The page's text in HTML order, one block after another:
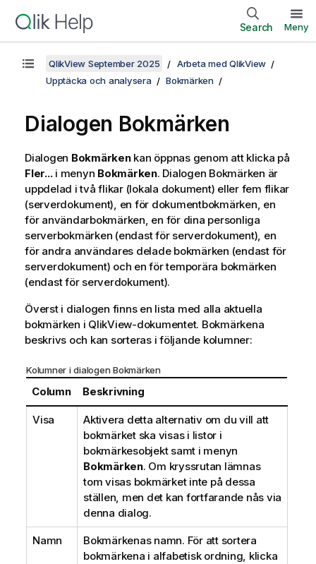
Search Meny
QlikView September 2025
Arbeta med QlikView
Upptäcka och analysera
Bokmärken
Dialogen Bokmärken
Dialogen Bokmärkenkan öppnas genom att klicka på
Fler...i menyn Bokmärken. Dialogen Bokmärken är
uppdelad i två flikar (lokala dokument) eller fem flikar
(serverdokument), en för dokumentbokmärken, en
för användarbokmärken, en för dina personliga
serverbokmärken (endast för serverdokument), en
för andra användares delade bokmärken (endast för
serverdokument) och en för temporära bokmärken
(endast för serverdokument).
Överst i dialogen finns en lista med alla aktuella
bokmärken i QlikView-dokumentet. Bokmärkena
beskrivs och kan sorteras i följande kolumner:
Kolumner i dialogen Bokmärken
Column Beskrivning
Visa
Aktivera detta alternativ om du vill att
bokmärket ska visas i listor i
bokmärkesobjekt samt i menyn
Bokmärken. Om kryssrutan lämnas
tom visas bokmärket inte på dessa
ställen, men det kan fortfarande nås via
denna dialog.
Namn
Bokmärkenas namn. För att sortera
bokmärkena i alfabetisk ordning, klicka